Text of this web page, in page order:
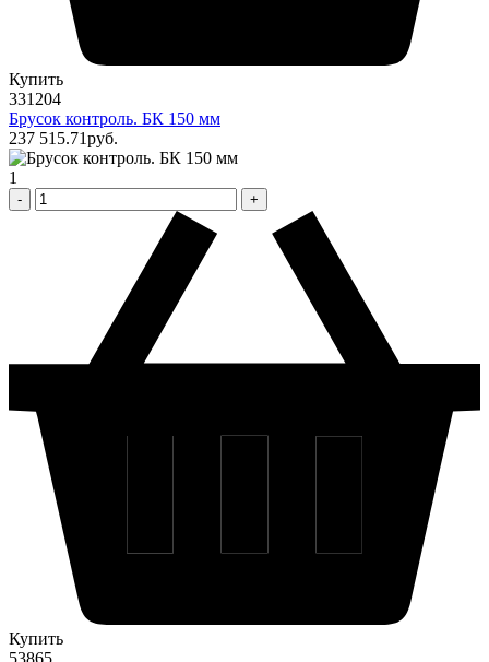
Купить
331204
Брусок контроль. БК 150 мм
237 515.71pуб.
1
Купить